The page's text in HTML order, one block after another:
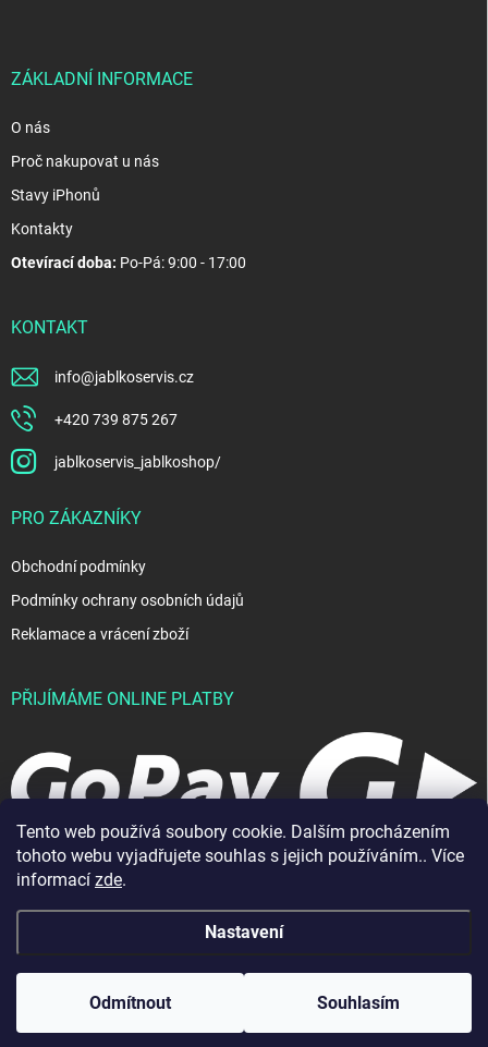
Tento web používá soubory cookie. Dalším procházením
tohoto webu vyjadřujete souhlas s jejich používáním.. Více
informací zde.
Nastavení
Odmítnout Souhlasím
ZÁKLADNÍ INFORMACE
O nás
Proč nakupovat u nás
Stavy iPhonů
Kontakty
Otevírací doba: Po-Pá: 9:00 - 17:00
KONTAKT
info@jablkoservis.cz
+420 739 875 267
jablkoservis_jablkoshop/
PRO ZÁKAZNÍKY
Obchodní podmínky
Podmínky ochrany osobních údajů
Reklamace a vrácení zboží
PŘIJÍMÁME ONLINE PLATBY
Vytvořil Shoptet
JablkoShop. Všechna práva vyhrazena.
Odstoupit od smlouvy